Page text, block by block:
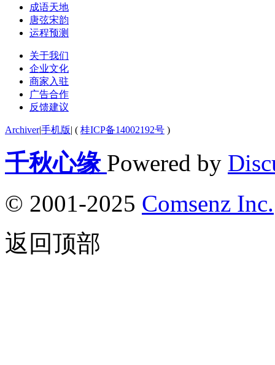
成语天地
唐弦宋韵
运程预测
关于我们
企业文化
商家入驻
广告合作
反馈建议
Archiver|手机版| ( 桂ICP备14002192号 )
千秋心缘 Powered by
© 2001-2025 Comsenz Inc.
返回顶部